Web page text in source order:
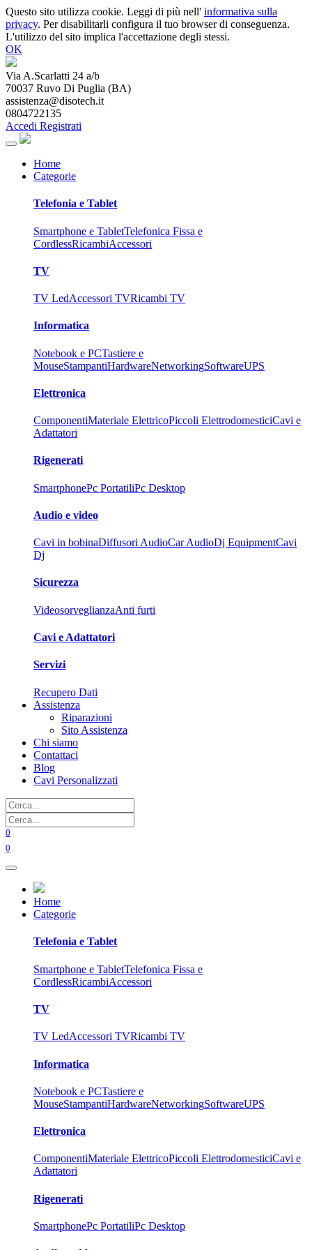
Questo sito utilizza cookie. Leggi di più nell' informativa sulla
privacy. Per disabilitarli configura il tuo browser di conseguenza.
L'utilizzo del sito implica l'accettazione degli stessi.
OK
Via A.Scarlatti 24 a/b
70037 Ruvo Di Puglia (BA)
assistenza@disotech.it
0804722135
Accedi Registrati
Home
Categorie
Telefonia e Tablet
Smartphone e TabletTelefonica Fissa e
CordlessRicambiAccessori
TV
TV LedAccessori TVRicambi TV
Informatica
Notebook e PCTastiere e
MouseStampantiHardwareNetworkingSoftwareUPS
Elettronica
ComponentiMateriale ElettricoPiccoli ElettrodomesticiCavi e
Adattatori
Rigenerati
SmartphonePc PortatiliPc Desktop
Audio e video
Cavi in bobinaDiffusori AudioCar AudioDj EquipmentCavi
Dj
Sicurezza
VideosorveglianzaAnti furti
Cavi e Adattatori
Servizi
Recupero Dati
Assistenza
Riparazioni
Sito Assistenza
Chi siamo
Contattaci
Blog
Cavi Personalizzati
0
0
Home
Categorie
Telefonia e Tablet
Smartphone e TabletTelefonica Fissa e
CordlessRicambiAccessori
TV
TV LedAccessori TVRicambi TV
Informatica
Notebook e PCTastiere e
MouseStampantiHardwareNetworkingSoftwareUPS
Elettronica
ComponentiMateriale ElettricoPiccoli ElettrodomesticiCavi e
Adattatori
Rigenerati
SmartphonePc PortatiliPc Desktop